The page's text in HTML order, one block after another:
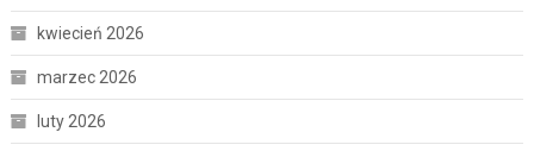
kwiecień 2026
marzec 2026
luty 2026